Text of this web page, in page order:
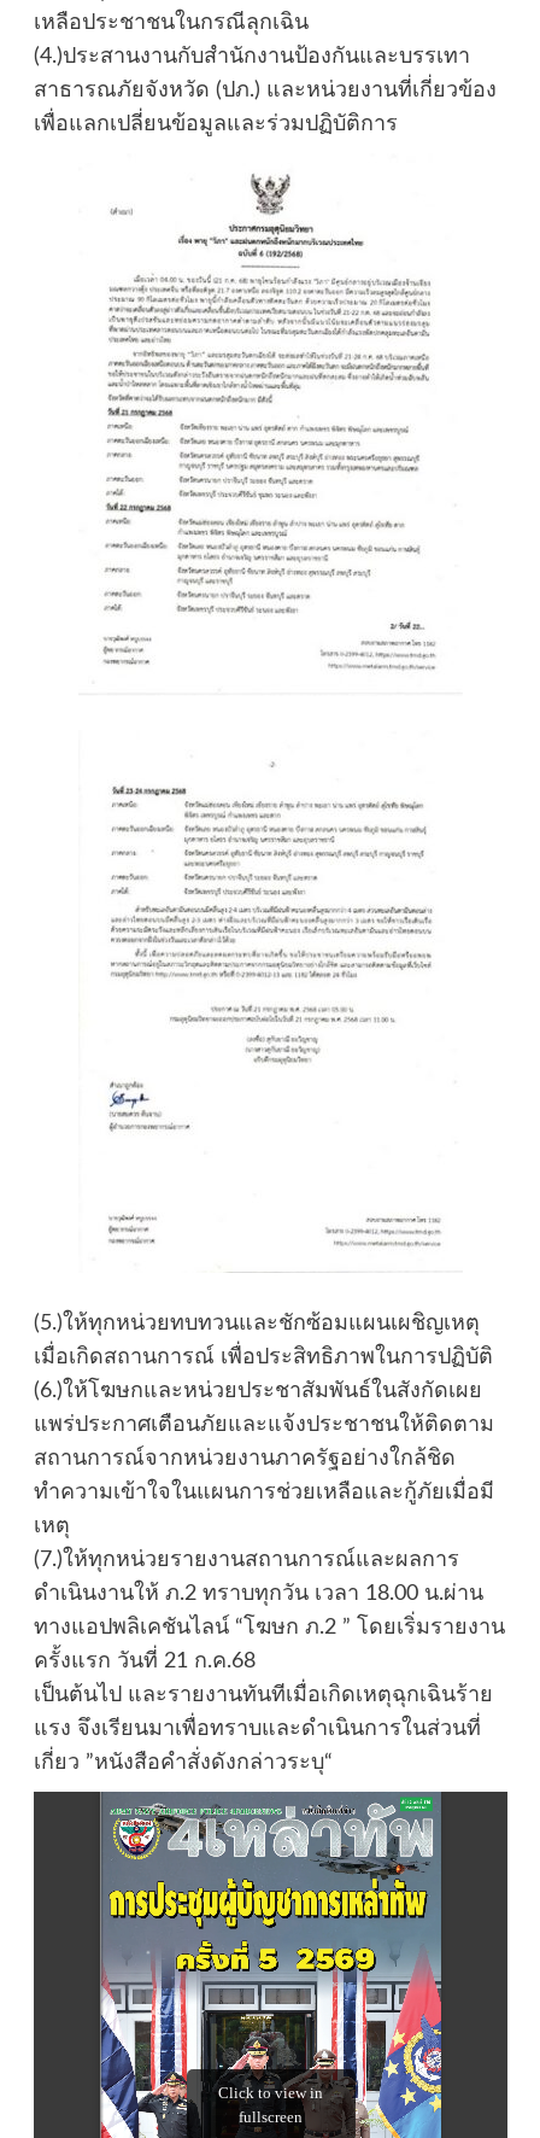
เหลือประชาชนในกรณีลุกเฉิน
(4.)ประสานงานกับสำนักงานป้องกันและบรรเทา
สาธารณภัยจังหวัด (ปภ.) และหน่วยงานที่เกี่ยวข้อง
เพื่อแลกเปลี่ยนข้อมูลและร่วมปฏิบัติการ
(5.)ให้ทุกหน่วยทบทวนและชักซ้อมแผนเผชิญเหตุ
เมื่อเกิดสถานการณ์ เพื่อประสิทธิภาพในการปฏิบัติ
(6.)ให้โฆษกและหน่วยประชาสัมพันธ์ในสังกัดเผย
แพร่ประกาศเตือนภัยและแจ้งประชาชนให้ติดตาม
สถานการณ์จากหน่วยงานภาครัฐอย่างใกล้ชิด
ทำความเข้าใจในแผนการช่วยเหลือและกู้ภัยเมื่อมี
เหตุ
(7.)ให้ทุกหน่วยรายงานสถานการณ์และผลการ
ดำเนินงานให้ ภ.2 ทราบทุกวัน เวลา 18.00 น.ผ่าน
ทางแอปพลิเคชันไลน์ “โฆษก ภ.2 ” โดยเริ่มรายงาน
ครั้งแรก วันที่ 21 ก.ค.68
เป็นต้นไป และรายงานทันทีเมื่อเกิดเหตุฉุกเฉินร้าย
แรง จึงเรียนมาเพื่อทราบและดำเนินการในส่วนที่
เกี่ยว ”หนังสือคำสั่งดังกล่าวระบุ“